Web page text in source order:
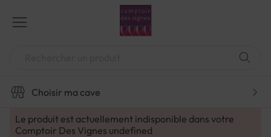
contenu
Choisir ma cave
Le produit est actuellement indisponible dans votre
Comptoir Des Vignes undefined